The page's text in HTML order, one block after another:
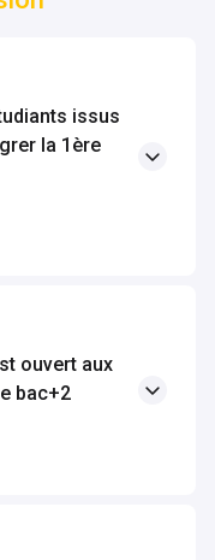
issus
la 1ère
ouvert aux
bac+2